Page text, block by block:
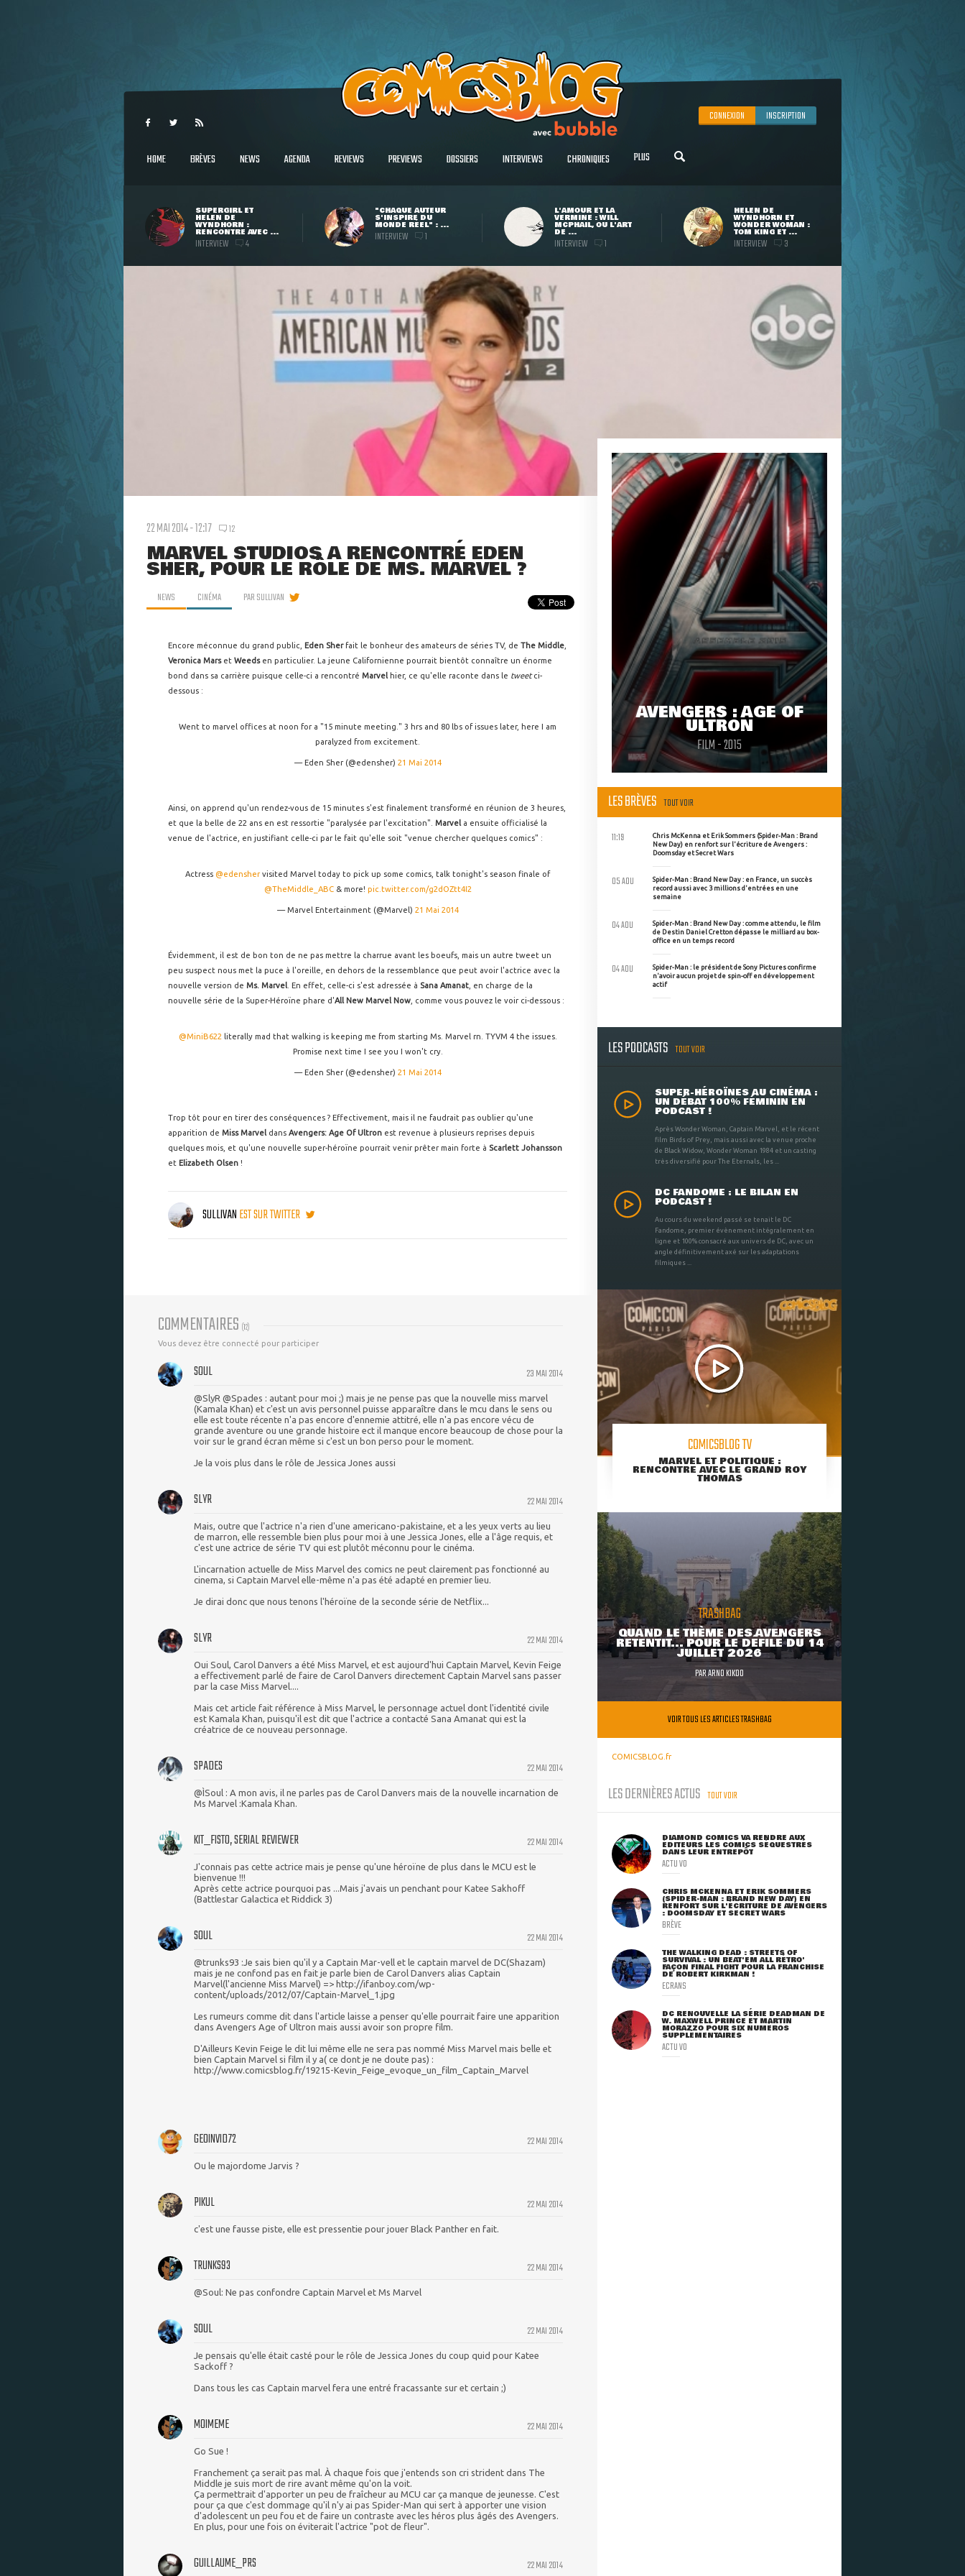
CONNEXION INSCRIPTION
HOME BRÈVES NEWS AGENDA REVIEWS PREVIEWS DOSSIERS INTERVIEWS CHRONIQUES PLUS
SUPERGIRL ET
HELEN DE
WYNDHORN :
RENCONTRE AVEC ...
INTERVIEW 4
"CHAQUE AUTEUR
S'INSPIRE DU
MONDE RÉEL" : ...
INTERVIEW 1
L'AMOUR ET LA
VERMINE : WILL
MCPHAIL, OU L'ART
DE ...
INTERVIEW 1
HELEN DE
WYNDHORN ET
WONDER WOMAN :
TOM KING ET ...
INTERVIEW 3
22 MAI 2014 - 12:17 12
MARVEL STUDIOS A RENCONTRÉ EDEN
SHER, POUR LE RÔLE DE MS. MARVEL ?
NEWS CINÉMA PARSULLIVAN
Encore méconnue du grand public, Eden Sherfait le bonheur des amateurs de séries TV, de The Middle
Veronica Marset Weedsen particulier. La jeune Californienne pourrait bientôt connaître un énorme
bond dans sa carrière puisque celle-ci a rencontré Marvel hier, ce qu'elle raconte dans le tweetci-
dessous :
Went to marvel offices at noon for a "15 minute meeting." 3 hrs and 80 lbs of issues later, here I am
paralyzed from excitement.
— Eden Sher (@edensher) 21 Mai 2014
Ainsi, on apprend qu'un rendez-vous de 15 minutes s'est finalement transformé en réunion de 3 heures,
et que la belle de 22 ans en est ressortie "paralysée par l'excitation". Marvel a ensuite officialisé la
venue de l'actrice, en justifiant celle-ci par le fait qu'elle soit "venue chercher quelques comics" :
Actress @edenshervisited Marvel today to pick up some comics, talk tonight's season finale of
@TheMiddle_ABC& more! pic.twitter.com/g2dOZtt4I2
— Marvel Entertainment (@Marvel) 21 Mai 2014
Évidemment, il est de bon ton de ne pas mettre la charrue avant les boeufs, mais un autre tweet un
peu suspect nous met la puce à l'oreille, en dehors de la ressemblance que peut avoir l'actrice avec la
nouvelle version de Ms. Marvel . En effet, celle-ci s'est adressée à Sana Amanat , en charge de la
nouvelle série de la Super-Héroïne phare d'All New Marvel Now , comme vous pouvez le voir ci-dessous :
@MiniB622 literally mad that walking is keeping me from starting Ms. Marvel rn. TYVM 4 the issues.
Promise next time I see you I won't cry.
— Eden Sher (@edensher) 21 Mai 2014
Trop tôt pour en tirer des conséquences ? Effectivement, mais il ne faudrait pas oublier qu'une
apparition de Miss Marvel dans Avengers: Age Of Ultron est revenue à plusieurs reprises depuis
quelques mois, et qu'une nouvelle super-héroïne pourrait venir prêter main forte à Scarlett Johansson
et Elizabeth Olsen !
SULLIVANEST SUR TWITTER
COMMENTAIRES (12)
Vous devez être connecté pour participer
23 MAI 2014
SOUL
@SlyR @Spades : autant pour moi ;) mais je ne pense pas que la nouvelle miss marvel
(Kamala Khan) et c'est un avis personnel puisse apparaître dans le mcu dans le sens ou
elle est toute récente n'a pas encore d'ennemie attitré, elle n'a pas encore vécu de
grande aventure ou une grande histoire ect il manque encore beaucoup de chose pour la
voir sur le grand écran même si c'est un bon perso pour le moment.
Je la vois plus dans le rôle de Jessica Jones aussi
22 MAI 2014
SLYR
Mais, outre que l'actrice n'a rien d'une americano-pakistaine, et a les yeux verts au lieu
de marron, elle ressemble bien plus pour moi à une Jessica Jones, elle a l'âge requis, et
c'est une actrice de série TV qui est plutôt méconnu pour le cinéma.
L'incarnation actuelle de Miss Marvel des comics ne peut clairement pas fonctionné au
cinema, si Captain Marvel elle-même n'a pas été adapté en premier lieu.
Je dirai donc que nous tenons l'héroïne de la seconde série de Netflix...
22 MAI 2014
SLYR
Oui Soul, Carol Danvers a été Miss Marvel, et est aujourd'hui Captain Marvel, Kevin Feige
a effectivement parlé de faire de Carol Danvers directement Captain Marvel sans passer
par la case Miss Marvel....
Mais cet article fait référence à Miss Marvel, le personnage actuel dont l'identité civile
est Kamala Khan, puisqu'il est dit que l'actrice a contacté Sana Amanat qui est la
créatrice de ce nouveau personnage.
22 MAI 2014
SPADES
@ÌSoul : A mon avis, il ne parles pas de Carol Danvers mais de la nouvelle incarnation de
Ms Marvel :Kamala Khan.
22 MAI 2014
KIT_FISTO, SERIAL REVIEWER
J'connais pas cette actrice mais je pense qu'une héroïne de plus dans le MCU est le
bienvenue !!!
Après cette actrice pourquoi pas ...Mais j'avais un penchant pour Katee Sakhoff
(Battlestar Galactica et Riddick 3)
22 MAI 2014
SOUL
@trunks93 :Je sais bien qu'il y a Captain Mar-vell et le captain marvel de DC(Shazam)
mais je ne confond pas en fait je parle bien de Carol Danvers alias Captain
Marvel(l'ancienne Miss Marvel) => http://ifanboy.com/wp-
content/uploads/2012/07/Captain-Marvel_1.jpg
Les rumeurs comme dit dans l'article laisse a penser qu'elle pourrait faire une apparition
dans Avengers Age of Ultron mais aussi avoir son propre film.
D'Ailleurs Kevin Feige le dit lui même elle ne sera pas nommé Miss Marvel mais belle et
bien Captain Marvel si film il y a( ce dont je ne doute pas) :
http://www.comicsblog.fr/19215-Kevin_Feige_evoque_un_film_Captain_Marvel
22 MAI 2014
GEOINVID72
Ou le majordome Jarvis ?
22 MAI 2014
PIKUL
c'est une fausse piste, elle est pressentie pour jouer Black Panther en fait.
22 MAI 2014
TRUNKS93
@Soul: Ne pas confondre Captain Marvel et Ms Marvel
22 MAI 2014
SOUL
Je pensais qu'elle était casté pour le rôle de Jessica Jones du coup quid pour Katee
Sackoff ?
Dans tous les cas Captain marvel fera une entré fracassante sur et certain ;)
22 MAI 2014
MOIMEME
Go Sue !
Franchement ça serait pas mal. À chaque fois que j'entends son cri strident dans The
Middle je suis mort de rire avant même qu'on la voit.
Ça permettrait d'apporter un peu de fraîcheur au MCU car ça manque de jeunesse. C'est
pour ça que c'est dommage qu'il n'y ai pas Spider-Man qui sert à apporter une vision
d'adolescent un peu fou et de faire un contraste avec les héros plus âgés des Avengers.
En plus, pour une fois on éviterait l'actrice "pot de fleur".
22 MAI 2014
GUILLAUME_PRS
AVENGERS : AGE OF
ULTRON
FILM - 2015
LES BRÈVES TOUT VOIR
Chris McKenna et Erik Sommers (Spider-Man : Brand
New Day) en renfort sur l'écriture de Avengers :
Doomsday et Secret Wars
11:19
Spider-Man : Brand New Day : en France, un succès
record aussi avec 3 millions d'entrées en une
semaine
05 AOU
Spider-Man : Brand New Day : comme attendu, le film
de Destin Daniel Cretton dépasse le milliard au box-
office en un temps record
04 AOU
Spider-Man : le président de Sony Pictures confirme
n'avoir aucun projet de spin-off en développement
actif
04 AOU
LES PODCASTS TOUT VOIR
SUPER-HÉROÏNES AU CINÉMA :
UN DÉBAT 100% FÉMININ EN
PODCAST !
Après Wonder Woman, Captain Marvel, et le récent
film Birds of Prey, mais aussi avec la venue proche
de Black Widow, Wonder Woman 1984 et un casting
très diversifié pour The Eternals, les ...
DC FANDOME : LE BILAN EN
PODCAST !
Au cours du weekend passé se tenait le DC
Fandome, premier évènement intégralement en
ligne et 100% consacré aux univers de DC, avec un
angle définitivement axé sur les adaptations
filmiques ...
COMICSBLOG TV
MARVEL ET POLITIQUE :
RENCONTRE AVEC LE GRAND ROY
THOMAS
TRASHBAG
QUAND LE THÈME DES AVENGERS
RETENTIT... POUR LE DÉFILÉ DU 14
JUILLET 2026
PARARNO KIKOO
VOIR TOUS LES ARTICLES TRASHBAG
COMICSBLOG.fr
LES DERNIÈRES ACTUS TOUT VOIR
DIAMOND COMICS VA RENDRE AUX
ÉDITEURS LES COMICS SÉQUESTRÉS
DANS LEUR ENTREPÔT
ACTU VO
CHRIS MCKENNA ET ERIK SOMMERS
(SPIDER-MAN : BRAND NEW DAY) EN
RENFORT SUR L'ÉCRITURE DE AVENGERS
: DOOMSDAY ET SECRET WARS
BRÈVE
THE WALKING DEAD : STREETS OF
SURVIVAL : UN BEAT'EM ALL RÉTRO'
FAÇON FINAL FIGHT POUR LA FRANCHISE
DE ROBERT KIRKMAN !
ECRANS
DC RENOUVELLE LA SÉRIE DEADMAN DE
W. MAXWELL PRINCE ET MARTIN
MORAZZO POUR SIX NUMÉROS
SUPPLÉMENTAIRES
ACTU VO